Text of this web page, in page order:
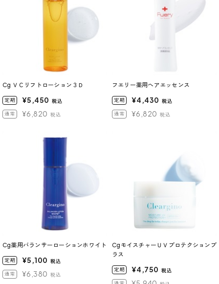
Cg ＶＣリフトローション３Ｄ
定期 ¥5,450 税込
通常 ¥6,820 税込
フエリー薬用ヘアエッセンス
定期 ¥4,430 税込
通常 ¥6,820 税込
Cg薬用バランサーローションホワイト
定期 ¥5,100 税込
通常 ¥6,380 税込
CgモイスチャーＵＶプロテクションプ
ラス
定期 ¥4,750 税込